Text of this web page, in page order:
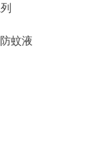
蚊液